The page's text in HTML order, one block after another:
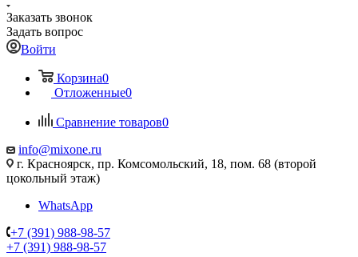
Заказать звонок
Задать вопрос
Войти
Корзина0
Отложенные0
Сравнение товаров0
info@mixone.ru
г. Красноярск, пр. Комсомольский, 18, пом. 68 (второй
цокольный этаж)
WhatsApp
+7 (391) 988-98-57
+7 (391) 988-98-57